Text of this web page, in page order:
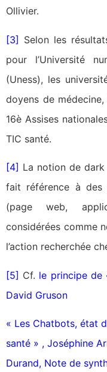
Ollivier.
[3] Selon les
pour l’Université
(Uness), les
doyens de
16è Assises
TIC santé.
[4] La notion de
fait référence à des
(page web,
considérées comme
l’action recherchée
[5] Cf. le principe de
David Gruson
« Les Chatbots, état
santé » , Joséphine
Durand, Note de